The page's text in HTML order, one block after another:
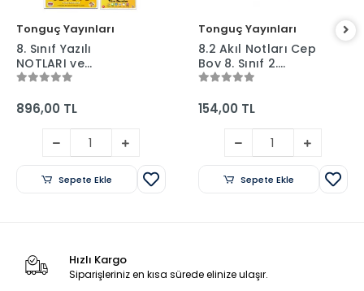
Tonguç Yayınları
8. Sınıf Yazılı
NOTLARI ve
DENEMELERİ - 1 ve 2.
Yayınları
896,00 TL
Sepete Ekle
Tonguç Yayınları
8.2 Akıl Notları Cep
Boy 8. Sınıf 2.
Dönem Ders Notları
154,00 TL
Sepete Ekle
Hızlı Kargo
Siparişleriniz en kısa sürede elinize ulaşır.